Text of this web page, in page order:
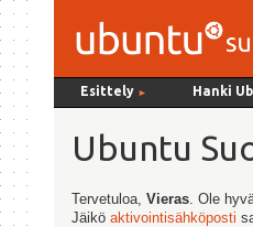
Esittely ► Hanki
Ubuntu
Tervetuloa,Vieras . Ole
Jäiköaktivointisähköposti